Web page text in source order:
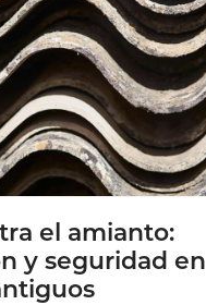
el amianto:
y seguridad en